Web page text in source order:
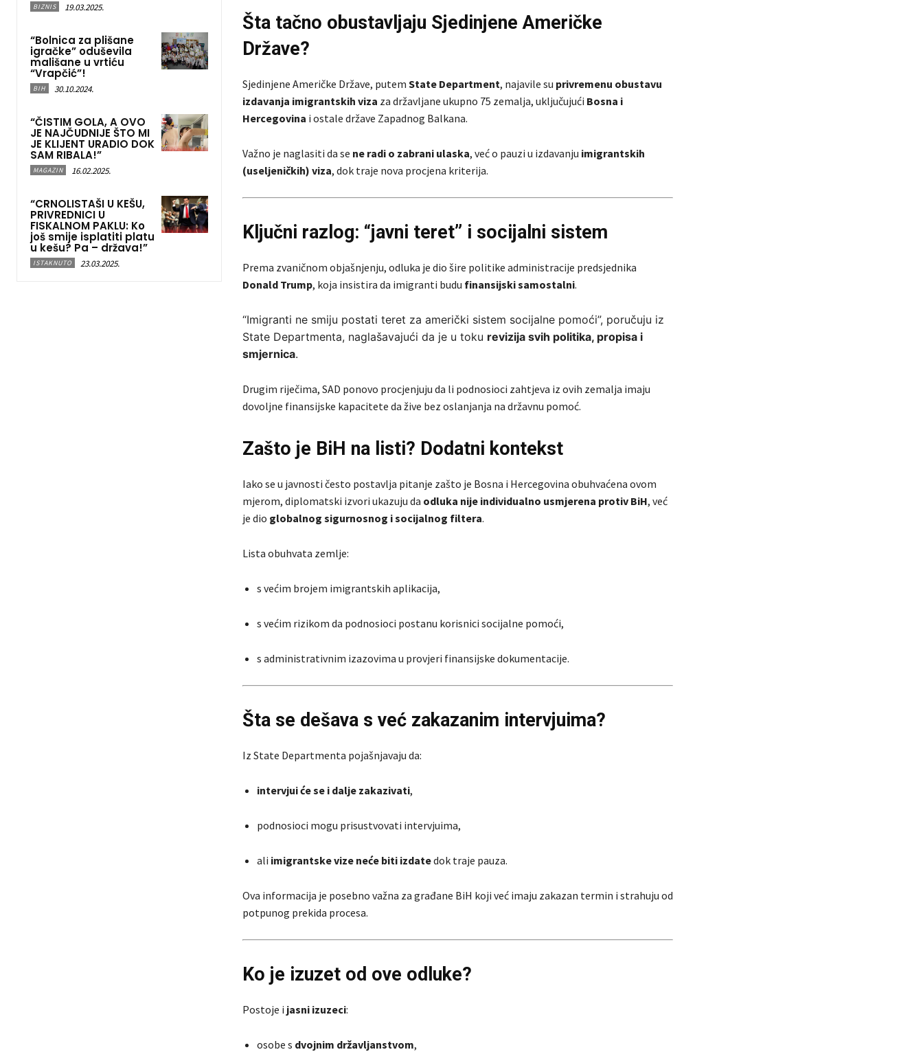
BIZNIS 19.03.2025.
“Bolnica za plišane
igračke” oduševila
mališane u vrtiću
“Vrapčić”!
BIH 30.10.2024.
“ČISTIM GOLA, A OVO
JE NAJČUDNIJE ŠTO MI
JE KLIJENT URADIO DOK
SAM RIBALA!”
MAGAZIN 16.02.2025.
“CRNOLISTAŠI U KEŠU,
PRIVREDNICI U
FISKALNOM PAKLU: Ko
još smije isplatiti platu
u kešu? Pa – država!”
ISTAKNUTO 23.03.2025.
Šta tačno obustavljaju Sjedinjene Američke
Države?
Sjedinjene Američke Države, putem State Department, najavile su privremenu obustavu
izdavanja imigrantskih viza za državljane ukupno 75 zemalja, uključujući Bosna i
Hercegovina i ostale države Zapadnog Balkana.
Važno je naglasiti da se ne radi o zabrani ulaska, već o pauzi u izdavanju imigrantskih
(useljeničkih) viza, dok traje nova procjena kriterija.
Ključni razlog: “javni teret” i socijalni sistem
Prema zvaničnom objašnjenju, odluka je dio šire politike administracije predsjednika
Donald Trump, koja insistira da imigranti budu finansijski samostalni.
“Imigranti ne smiju postati teret za američki sistem socijalne pomoći”, poručuju iz
State Departmenta, naglašavajući da je u toku revizija svih politika, propisa i
smjernica.
Drugim riječima, SAD ponovo procjenjuju da li podnosioci zahtjeva iz ovih zemalja imaju
dovoljne finansijske kapacitete da žive bez oslanjanja na državnu pomoć.
Zašto je BiH na listi? Dodatni kontekst
Iako se u javnosti često postavlja pitanje zašto je Bosna i Hercegovina obuhvaćena ovom
mjerom, diplomatski izvori ukazuju da odluka nije individualno usmjerena protiv BiH, već
je dio globalnog sigurnosnog i socijalnog filtera.
Lista obuhvata zemlje:
s većim brojem imigrantskih aplikacija,
s većim rizikom da podnosioci postanu korisnici socijalne pomoći,
s administrativnim izazovima u provjeri finansijske dokumentacije.
Šta se dešava s već zakazanim intervjuima?
Iz State Departmenta pojašnjavaju da:
intervjui će se i dalje zakazivati,
podnosioci mogu prisustvovati intervjuima,
ali imigrantske vize neće biti izdatedok traje pauza.
Ova informacija je posebno važna za građane BiH koji već imaju zakazan termin i strahuju od
potpunog prekida procesa.
Ko je izuzet od ove odluke?
Postoje i jasni izuzeci:
osobe s dvojnim državljanstvom,